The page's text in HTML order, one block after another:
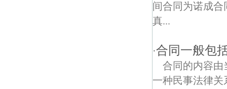
间合同为诺成
真...
·合同一般包
合同的内容由
一种民事法律